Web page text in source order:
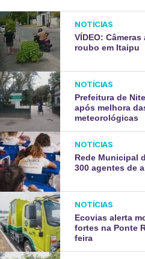
NOTÍCIAS
VÍDEO:
roubo em Itaipu
NOTÍCIAS
Prefeitura de
após melhora
meteorológicas
NOTÍCIAS
Rede Municipal
300 agentes de
NOTÍCIAS
Ecovias alerta
fortes na Ponte
feira